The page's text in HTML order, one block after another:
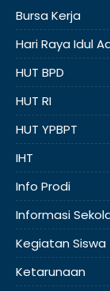
Bursa Kerja
Hari Raya Idul
HUT BPD
HUT RI
HUT YPBPT
IHT
Info Prodi
Informasi
Kegiatan Siswa
Ketarunaan